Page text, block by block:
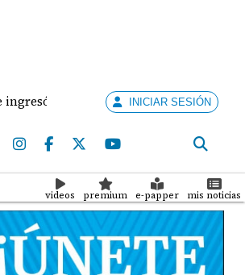
con un arma de fuego al 'Dolores
INICIAR SESIÓN
videos premium e-papper mis noticias